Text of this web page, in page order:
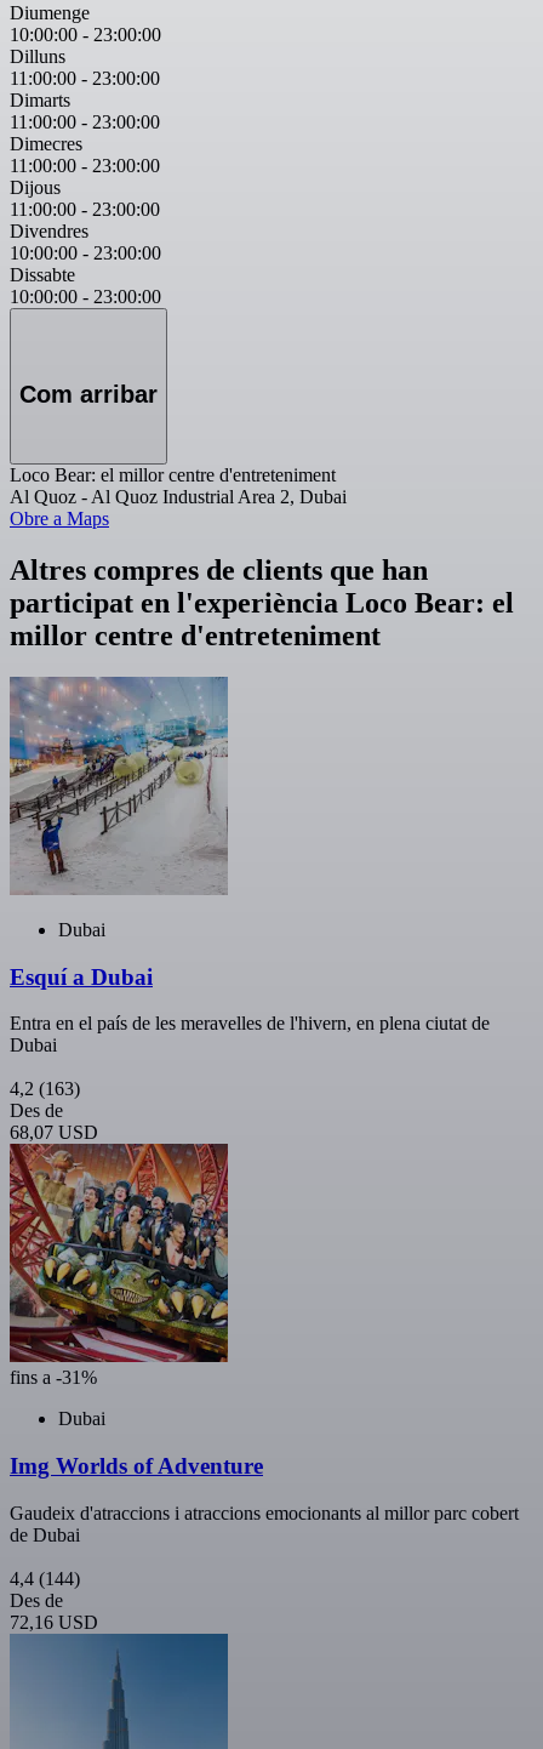
Diumenge
10:00:00 - 23:00:00
Dilluns
11:00:00 - 23:00:00
Dimarts
11:00:00 - 23:00:00
Dimecres
11:00:00 - 23:00:00
Dijous
11:00:00 - 23:00:00
Divendres
10:00:00 - 23:00:00
Dissabte
10:00:00 - 23:00:00
Com arribar
Loco Bear: el millor centre d'entreteniment
Al Quoz - Al Quoz Industrial Area 2, Dubai
Obre a Maps
Altres compres de clients que han
participat en l'experiència Loco Bear: el
millor centre d'entreteniment
Dubai
Esquí a Dubai
Entra en el país de les meravelles de l'hivern, en plena ciutat de
Dubai
4,2 (163)
Des de
68,07 USD
fins a -31%
Dubai
Img Worlds of Adventure
Gaudeix d'atraccions i atraccions emocionants al millor parc cobert
de Dubai
4,4 (144)
Des de
72,16 USD